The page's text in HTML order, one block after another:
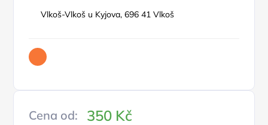
Vlkoš-Vlkoš u Kyjova, 696 41 Vlkoš
Cena od: 350 Kč